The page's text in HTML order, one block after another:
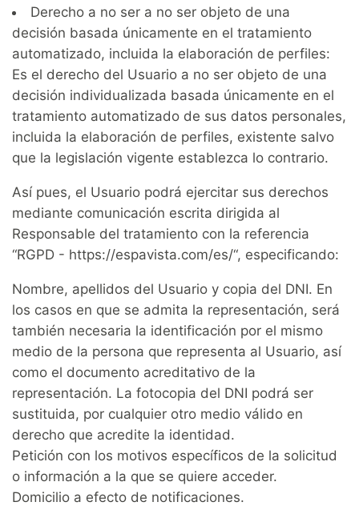
Derecho a no ser a no ser objeto de una
decisión basada únicamente en el tratamiento
automatizado, incluida la elaboración de perfiles:
Es el derecho del Usuario a no ser objeto de una
decisión individualizada basada únicamente en el
tratamiento automatizado de sus datos personales,
incluida la elaboración de perfiles, existente salvo
que la legislación vigente establezca lo contrario.
Así pues, el Usuario podrá ejercitar sus derechos
mediante comunicación escrita dirigida al
Responsable del tratamiento con la referencia
“RGPD - https://espavista.com/es/“, especificando:
Nombre, apellidos del Usuario y copia del DNI. En
los casos en que se admita la representación, será
también necesaria la identificación por el mismo
medio de la persona que representa al Usuario, así
como el documento acreditativo de la
representación. La fotocopia del DNI podrá ser
sustituida, por cualquier otro medio válido en
derecho que acredite la identidad.
Petición con los motivos específicos de la solicitud
o información a la que se quiere acceder.
Domicilio a efecto de notificaciones.